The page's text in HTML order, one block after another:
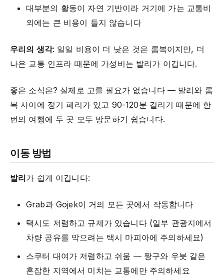
대부분의 활동이 자연 기반이라 거기에 가는 교통비
외에는 큰 비용이 들지 않습니다
우리의 생각: 일일 비용이 더 낮은 것은 롬복이지만, 더
나은 교통 인프라 때문에 가성비는 발리가 이깁니다.
좋은 소식은? 실제로 고를 필요가 없습니다 — 발리와 롬
복 사이에 정기 페리가 있고 90-120분 걸리기 때문에 한
번의 여행에 두 곳 모두 방문하기 쉽습니다.
이동 방법
발리가 쉽게 이깁니다:
Grab과 Gojek이 거의 모든 곳에서 작동합니다
택시도 저렴하고 규제가 있습니다 (일부 관광지에서
차량 공유를 막으려는 택시 마피아에 주의하세요)
스쿠터 대여가 저렴하고 쉬움 — 짱구와 우붓 같은
혼잡한 지역에서 미치는 교통에만 주의하세요